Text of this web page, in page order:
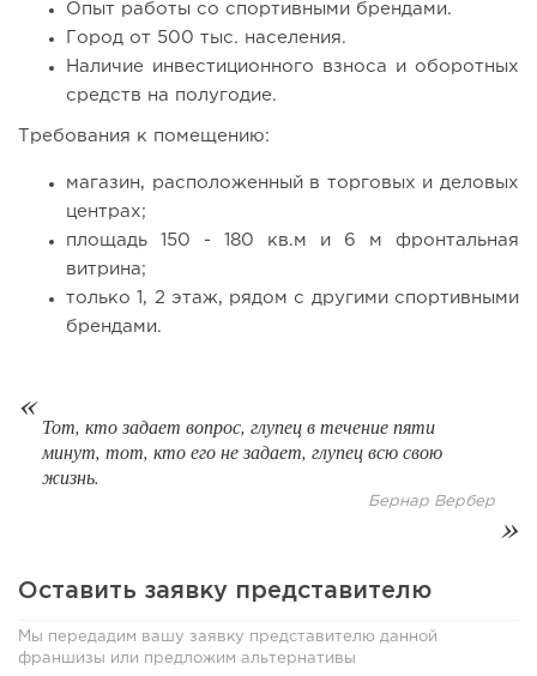
Опыт работы со спортивными брендами.
Город от 500 тыс. населения.
Наличие инвестиционного взноса и оборотных
средств на полугодие.
Требования к помещению:
магазин, расположенный в торговых и деловых
центрах;
площадь 150 - 180 кв.м и 6 м фронтальная
витрина;
только 1, 2 этаж, рядом с другими спортивными
брендами.
Тот, кто задает вопрос, глупец в течение пяти
минут, тот, кто его не задает, глупец всю свою
жизнь.
Бернар Вербер
Оставить заявку представителю
Мы передадим вашу заявку представителю данной
франшизы или предложим альтернативы